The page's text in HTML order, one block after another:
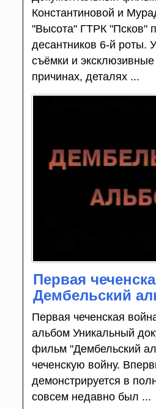
Константиновой и
"Высота" ГТРК "Псков"
десантников 6-й роты.
съёмки и
причинах, деталях ...
Первая
Дембельский
Первая чеченская
альбом Уникальный
фильм "Дембельский
чеченскую войну.
демонстрируется в
совсем недавно был ...